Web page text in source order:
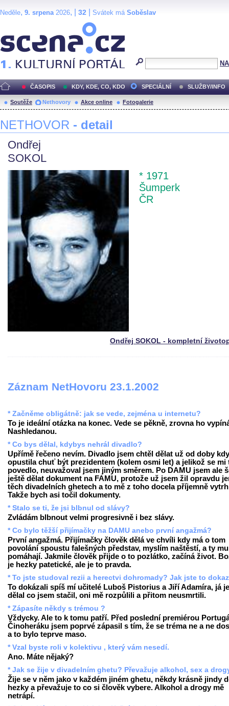
Neděle, 9. srpena2026, | 32 Svátek má Soběslav
ČASOPIS KDY, KDE, CO, KDO SPECIÁLNÍ SLUŽBY/INFO
Soutěže Nethovory Akce online Fotogalerie
NETHOVOR - detail
Ondřej
SOKOL
* 1971
Šumperk
ČR
Ondřej SOKOL - kompletní
Záznam NetHovoru 23.1.2002
* Začněme obligátně: jak se vede, zejména u internetu?
To je ideální otázka na konec. Vede se pěkně, zrovna ho
Nashledanou.
* Co bys dělal, kdybys nehrál divadlo?
Upřímě řečeno nevím. Divadlo jsem chtěl dělat už od doby
opustila chuť být prezidentem (kolem osmi let) a jelikož se mi
povedlo, neuvažoval jsem jiným směrem. Po DAMU jsem ale
ještě dělat dokument na FAMU, protože už jsem žil opravdu
těch divadelních ghetech a to mě z toho docela příjemně
Takže bych asi točil dokumenty.
* Stalo se ti, že jsi blbnul od slávy?
Zvládám blbnout velmi progresivně i bez slávy.
* Co bylo těžší přijímačky na DAMU anebo první angažmá?
První angažmá. Přijímačky člověk dělá ve chvíli kdy má o tom
povolání spoustu falešných představ, myslím naštěstí, a ty
pomáhají. Jakmile člověk přijde o to pozlátko, začíná život.
je hezky patetické, ale je to pravda.
* To jste studoval rezii a herectvi dohromady? Jak jste to
To dokázali spíš mí učitelé Luboš Pistorius a Jiří Adamíra, já
dělal co jsem stačil, oni mě rozpůlili a přitom neusmrtili.
* Zápasíte někdy s trémou ?
Vždycky. Ale to k tomu patří. Před poslední premiérou
Činoheráku jsem poprvé zápasil s tím, že se tréma ne a ne
a to bylo teprve maso.
* Vzal byste roli v kolektivu , který vám nesedí.
Ano. Máte nějaký?
* Jak se žije v divadelním ghetu? Převažuje alkohol, sex a
Žije se v něm jako v každém jiném ghetu, někdy krásně jindy
hezky a převažuje to co si člověk vybere. Alkohol a drogy mě
netrápí.